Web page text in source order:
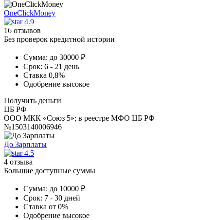
OneClickMoney
4.9
16 отзывов
Без проверок кредитной истории
Сумма: до 30000 ₽
Срок: 6 - 21 день
Ставка 0,8%
Одобрение высокое
Получить деньги
ЦБ РФ
ООО МКК «Союз 5»; в реестре МФО ЦБ РФ
№1503140006946
До Зарплаты
4.5
4 отзыва
Большие доступные суммы
Сумма: до 10000 ₽
Срок: 7 - 30 дней
Ставка от 0%
Одобрение высокое